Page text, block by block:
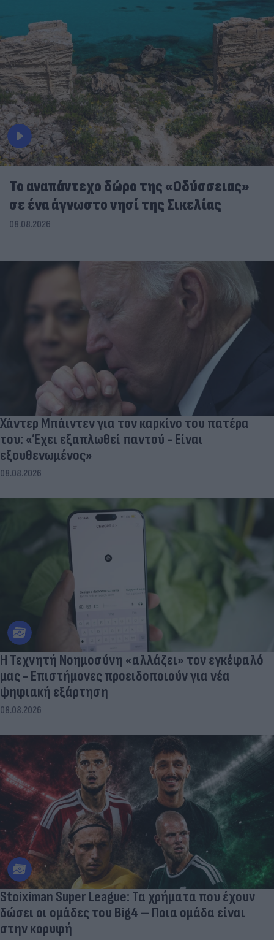
To αναπάντεχο δώρο της «Οδύσσειας»
σε ένα άγνωστο νησί της Σικελίας
08.08.2026
Χάντερ Μπάιντεν για τον καρκίνο του πατέρα
του: «Έχει εξαπλωθεί παντού - Είναι
εξουθενωμένος»
08.08.2026
Η Τεχνητή Νοημοσύνη «αλλάζει» τον εγκέφαλό
μας - Eπιστήμονες προειδοποιούν για νέα
ψηφιακή εξάρτηση
08.08.2026
Stoiximan Super League: Τα χρήματα που έχουν
δώσει οι ομάδες του Big4 – Ποια ομάδα είναι
στην κορυφή